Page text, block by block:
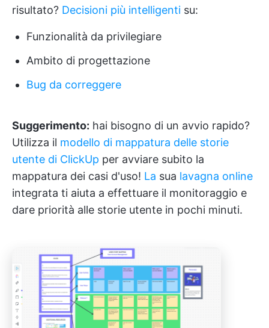
risultato? Decisioni più intelligenti su:
Funzionalità da privilegiare
Ambito di progettazione
Bug da correggere
Suggerimento: hai bisogno di un avvio rapido?
Utilizza il modello di mappatura delle storie
utente di ClickUp per avviare subito la
mappatura dei casi d'uso! La sua lavagna online
integrata ti aiuta a effettuare il monitoraggio e
dare priorità alle storie utente in pochi minuti.